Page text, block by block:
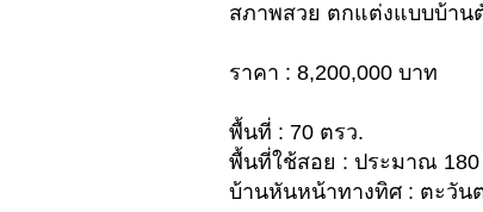
สภาพสวย ตกแต่งแบบบ้าน
ราคา : 8,200,000 บาท
พื้นที่ : 70 ตรว.
พื้นที่ใช้สอย : ประมาณ
บ้านหันหน้าทางทิศ : ตะวัน